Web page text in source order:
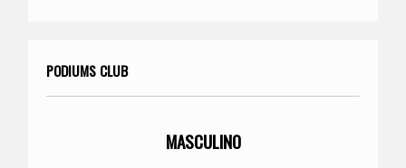
PODIUMS CLUB
MASCULINO